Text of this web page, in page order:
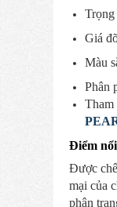
Giá
Màu
Phân
Tham
Điểm
Được
mại của
phân